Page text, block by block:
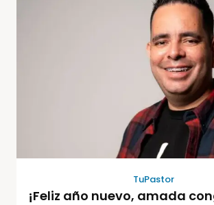
TuPastor
¡Feliz año nuevo, amada